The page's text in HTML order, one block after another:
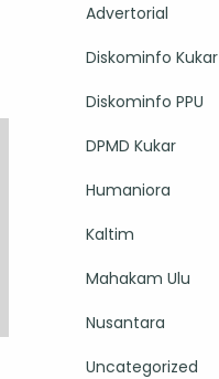
Advertorial
Diskominfo Kukar
Diskominfo PPU
DPMD Kukar
Humaniora
Kaltim
Mahakam Ulu
Nusantara
Uncategorized